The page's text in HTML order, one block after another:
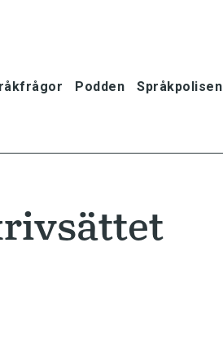
Podden Språkpolisen